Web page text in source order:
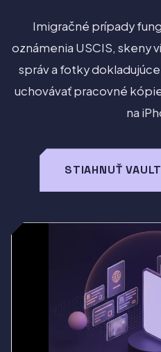
Imigračné prípady
oznámenia USCIS, skeny
správ a fotky
uchovávať pracovné
na
STIAHNUŤ